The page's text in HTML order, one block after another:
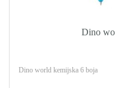
Dino
Dino world kemijska 6 boja